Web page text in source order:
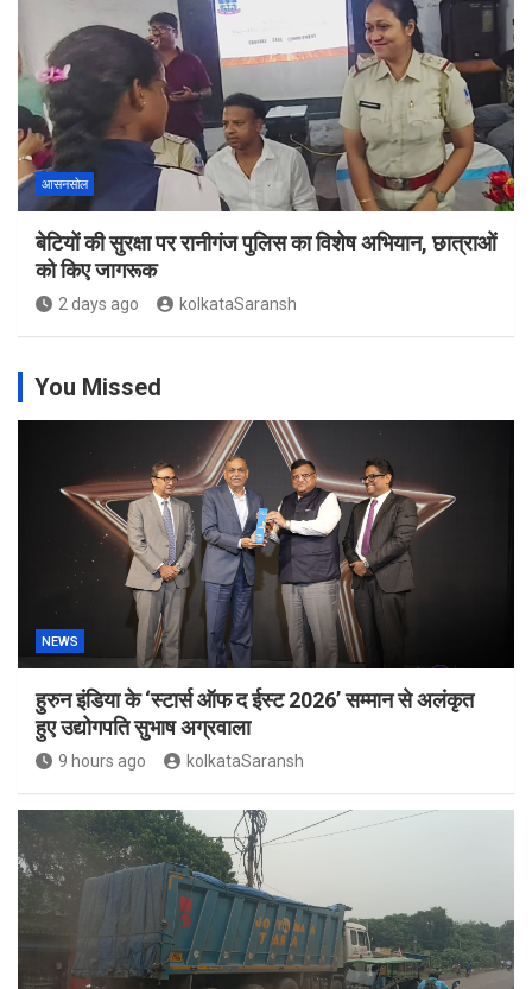
आसनसोल
बेटियों की सुरक्षा पर रानीगंज पुलिस का विशेष अभियान, छात्राओं
को किए जागरूक
2 days ago kolkataSaransh
You Missed
NEWS
हुरुन इंडिया के ‘स्टार्स ऑफ द ईस्ट 2026’ सम्मान से अलंकृत
हुए उद्योगपति सुभाष अग्रवाला
9 hours ago kolkataSaransh